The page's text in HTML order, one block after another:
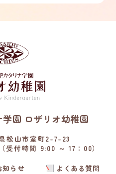
園 ロザリオ幼稚園
松山市室町2-7-23
付時間 9:00 ～ 17：00）
知らせ よくある質問